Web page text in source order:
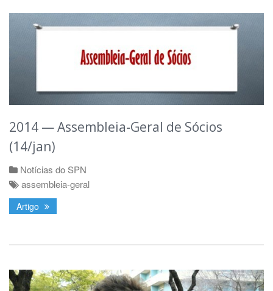
2014 — Assembleia-Geral de Sócios
(14/jan)
Notícias do SPN
assembleia-geral
Artigo